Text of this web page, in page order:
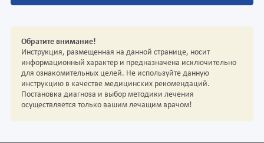
Обратите внимание!
Инструкция, размещенная на данной странице, носит
информационный характер и предназначена исключительно
для ознакомительных целей. Не используйте данную
инструкцию в качестве медицинских рекомендаций.
Постановка диагноза и выбор методики лечения
осуществляется только вашим лечащим врачом!